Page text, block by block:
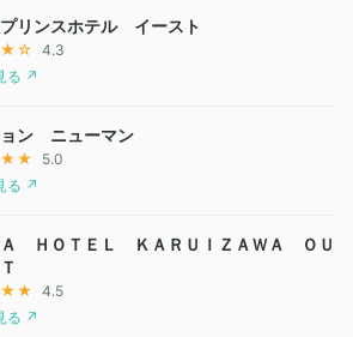
リンスホテル イースト
4.3
る ↗
ン ニューマン
5.0
る ↗
Ａ ＨＯＴＥＬ ＫＡＲＵＩＺＡＷＡ ＯＵ
4.5
る ↗